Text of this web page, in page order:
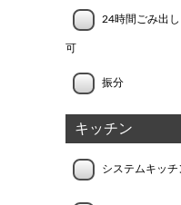
24時間ごみ出し
可
振分
キッチン
システムキッチ